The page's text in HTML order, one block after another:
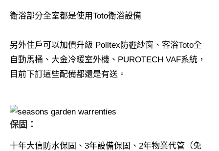
衛浴部分全室都是使用Toto衛浴設備
另外住戶可以加價升級 Polltex防霾紗窗、客浴Toto全
自動馬桶、大金冷暖室外機、PUROTECH VAF系統，
目前下訂這些配備都還是有送。
保固：
十年大信防水保固、3年設備保固、2年物業代管（免